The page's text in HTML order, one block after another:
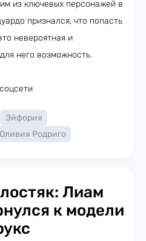
из ключевых персонажей в
признался, что попасть
невероятная и
него возможность.
Эйфория
Оливия Родриго
Лиам
к модели